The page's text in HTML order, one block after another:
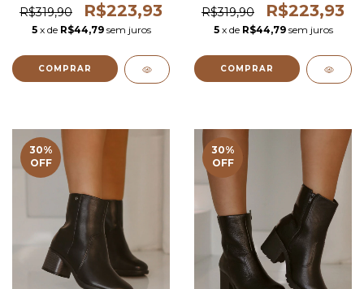
R$319,90 R$223,93
5 x de R$44,79 sem juros
COMPRAR
R$319,90 R$223,93
5 x de R$44,79 sem juros
COMPRAR
30%
OFF
30%
OFF